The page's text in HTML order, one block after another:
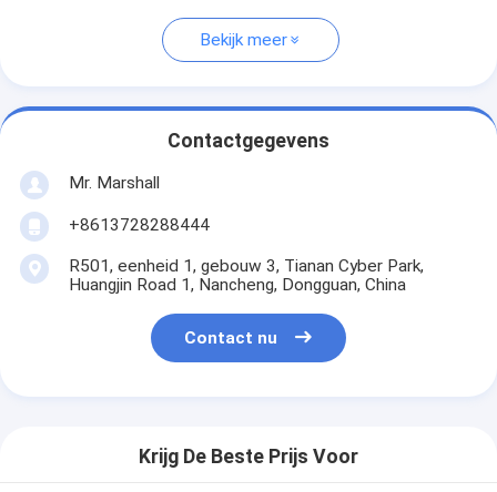
Bekijk meer
Contactgegevens
Mr. Marshall
+8613728288444
R501, eenheid 1, gebouw 3, Tianan Cyber Park,
Huangjin Road 1, Nancheng, Dongguan, China
Contact nu
Krijg De Beste Prijs Voor